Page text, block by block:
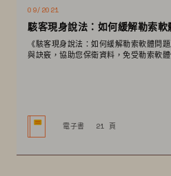
09/2021
駭客現身說法：如何緩解勒索
《駭客現身說法：如何緩解勒索軟體問
與訣竅，協助您保衛資料，免受勒索軟體
電子書 21 頁